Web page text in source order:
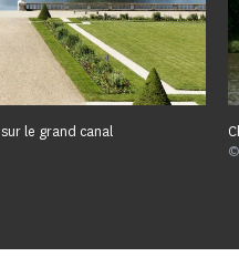
le grand canal